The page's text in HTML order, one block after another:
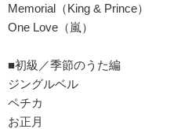
Memorial（King & Prince）
One Love（嵐）
■初級／季節のうた編
ジングルベル
ペチカ
お正月